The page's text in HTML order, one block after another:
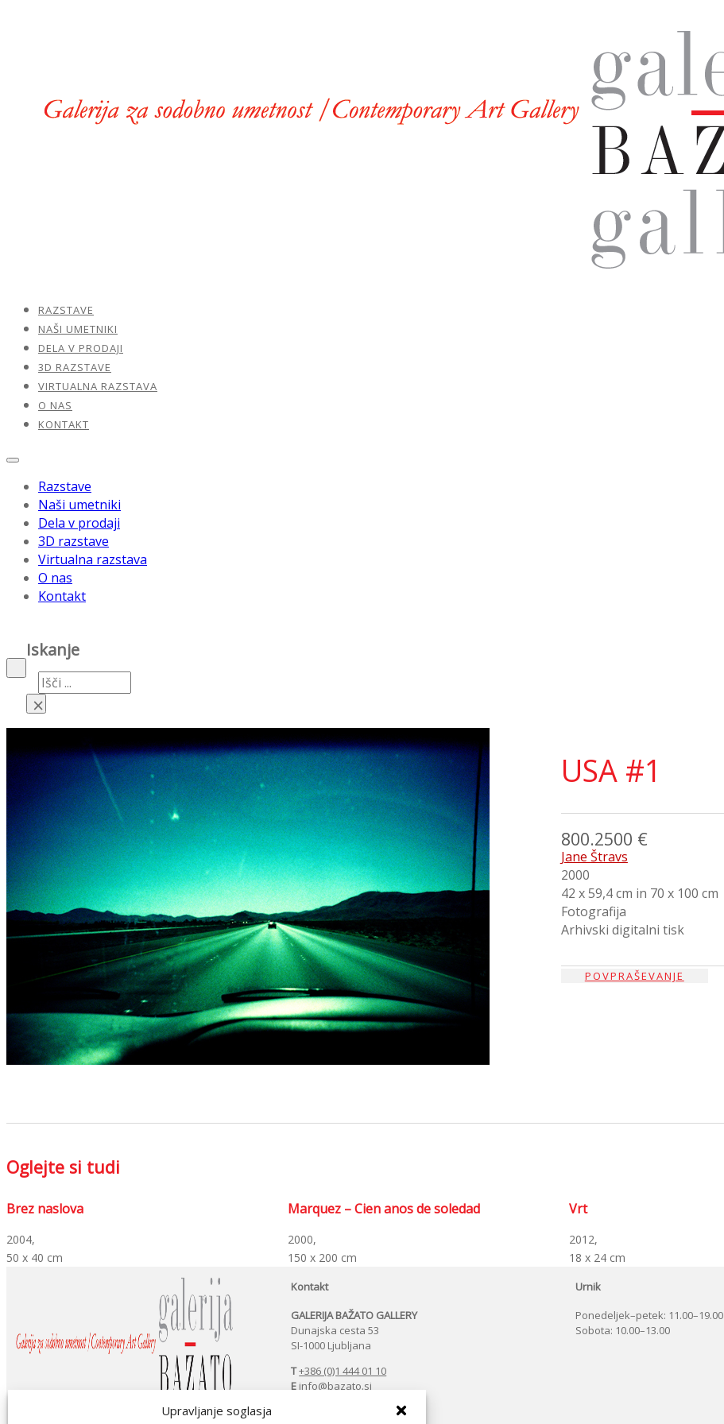
Upravljanje soglasja
RAZSTAVE
NAŠI UMETNIKI
DELA V PRODAJI
3D RAZSTAVE
VIRTUALNA RAZSTAVA
O NAS
KONTAKT
Razstave
Naši umetniki
Dela v prodaji
3D razstave
Virtualna razstava
O nas
Kontakt
Iskanje
×
USA #1
800.2500 €
Jane Štravs
2000
42 x 59,4 cm in 70 x 100 cm
Fotografija
Arhivski digitalni tisk
POVPRAŠEVANJE
Oglejte si tudi
Brez naslova
2004,
50 x 40 cm
Marquez – Cien anos de soledad
2000,
150 x 200 cm
Vrt
2012,
18 x 24 cm
Kontakt
GALERIJA BAŽATO GALLERY
Dunajska cesta 53
SI-1000 Ljubljana
T+386 (0)1 444 01 10
Einfo@bazato.si
Urnik
Ponedeljek–petek: 11.00–19.00
Sobota: 10.00–13.00